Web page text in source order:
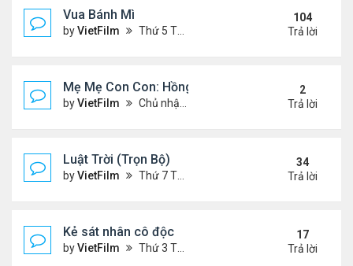
Vua Bánh Mì
byVietFilm Thứ 5 Tháng 10 15, 2020 1:26 pm
104
Trả lời
Mẹ Mẹ Con Con: Hồng Vân, Đại Nghĩa
byVietFilm Chủ nhật Tháng 12 20, 2020 8:06 pm
2
Trả lời
Luật Trời (Trọn Bộ)
byVietFilm Thứ 7 Tháng 10 17, 2020 9:19 pm
34
Trả lời
Kẻ sát nhân cô độc
byVietFilm Thứ 3 Tháng 11 10, 2020 9:58 am
17
Trả lời